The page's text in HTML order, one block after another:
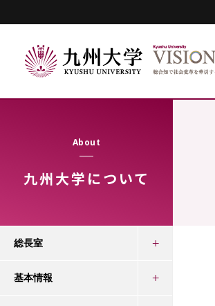
About
九州大学について
総長室
基本情報